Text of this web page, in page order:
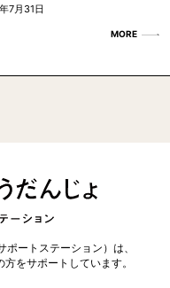
7月31日
MORE
ートステーション）は、
方をサポートしています。